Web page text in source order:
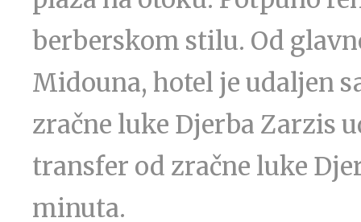
berberskom stilu. Od
Midouna, hotel je udaljen
zračne luke Djerba Zarzis
transfer od zračne luke
minuta.